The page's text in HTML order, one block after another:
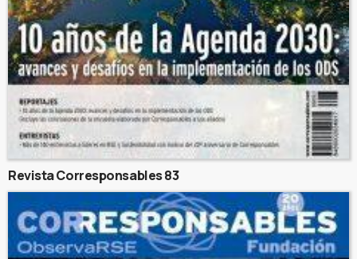
Revista Corresponsables 83